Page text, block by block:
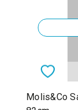
Molis&Co